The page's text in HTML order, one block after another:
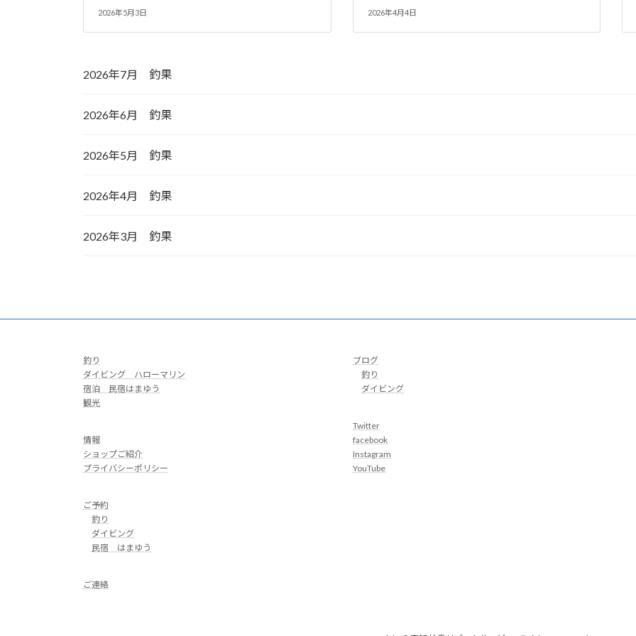
2026年5月3日 2026年4月4日
2026年7月 釣果
2026年6月 釣果
2026年5月 釣果
2026年4月 釣果
2026年3月 釣果
釣り
ダイビング ハローマリン
宿泊 民宿はまゆう
観光
情報
ショップご紹介
プライバシーポリシー
ご予約
釣り
ダイビング
民宿 はまゆう
ご連絡
ブログ
釣り
ダイビング
Twitter
facebook
Instagram
YouTube